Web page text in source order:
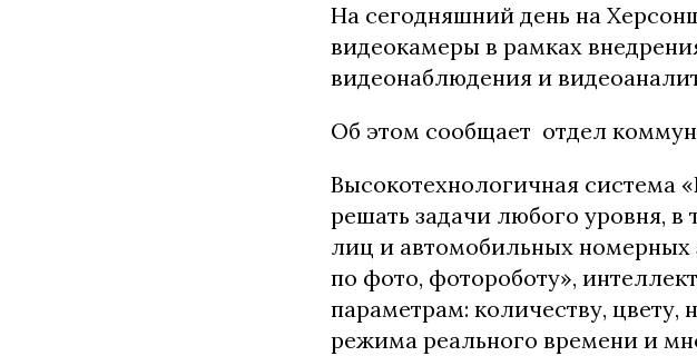
На сегодняшний день на
видеокамеры в рамках
видеонаблюдения и
Об этом сообщает отдел
Высокотехнологичная система
решать задачи любого уровня, в
лиц и автомобильных номерных
по фото, фотороботу»,
параметрам: количеству, цвету,
режима реального времени и